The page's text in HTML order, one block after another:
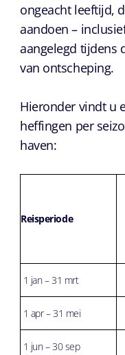
ongeacht leeftijd,
aandoen –
aangelegd tijdens
van ontscheping.
Hieronder vindt u
heffingen per
haven:
Reisperiode
1 jan – 31 mrt
1 apr – 31 mei
1 jun – 30 sep